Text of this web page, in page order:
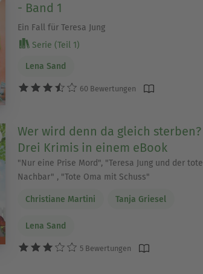
- Band 1
Ein Fall für Teresa Jung
Serie (Teil 1)
Lena Sand
60 Bewertungen
Wer wird denn da gleich sterben?
Drei Krimis in einem eBook
"Nur eine Prise Mord", "Teresa Jung und der tote
Nachbar" , "Tote Oma mit Schuss"
Christiane Martini Tanja Griesel
Lena Sand
5 Bewertungen